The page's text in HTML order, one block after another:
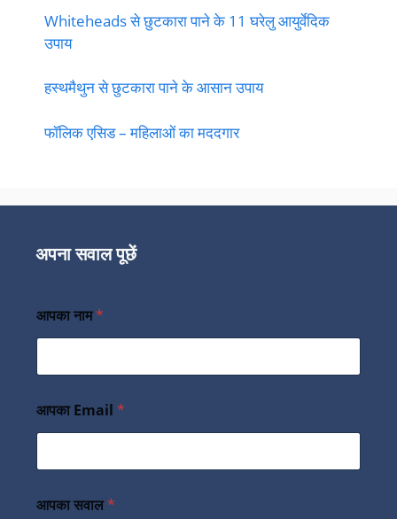
Whiteheads से छुटकारा पाने के 11 घरेलु आयुर्वेदिक
उपाय
हस्थमैथुन से छुटकारा पाने के आसान उपाय
फॉलिक एसिड – महिलाओं का मददगार
अपना सवाल पूछें
आपका नाम*
आपका Email *
आपका सवाल*